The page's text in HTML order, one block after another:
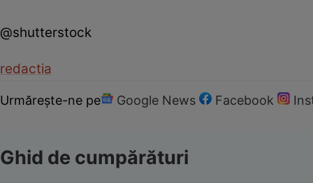
@shutterstock
redactia
Urmărește-ne pe Google News Facebook
Ghid de cumpărături